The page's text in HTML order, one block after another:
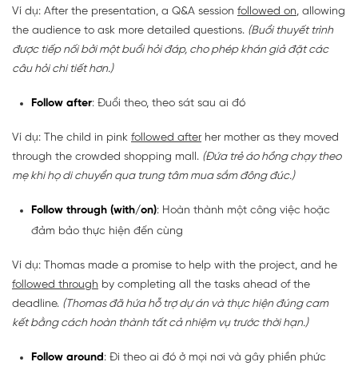
Ví dụ: After the presentation, a Q&A session followed on, allowing
the audience to ask more detailed questions. (Buổi thuyết trình
được tiếp nối bởi một buổi hỏi đáp, cho phép khán giả đặt các
câu hỏi chi tiết hơn.)
Follow after: Đuổi theo, theo sát sau ai đó
Ví dụ: The child in pink followed after her mother as they moved
through the crowded shopping mall. (Đứa trẻ áo hồng chạy theo
mẹ khi họ di chuyển qua trung tâm mua sắm đông đúc.)
Follow through (with/on): Hoàn thành một công việc hoặc
đảm bảo thực hiện đến cùng
Ví dụ: Thomas made a promise to help with the project, and he
followed through by completing all the tasks ahead of the
deadline. (Thomas đã hứa hỗ trợ dự án và thực hiện đúng cam
kết bằng cách hoàn thành tất cả nhiệm vụ trước thời hạn.)
Follow around: Đi theo ai đó ở mọi nơi và gây phiền phức